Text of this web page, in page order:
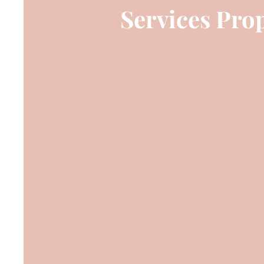
Services